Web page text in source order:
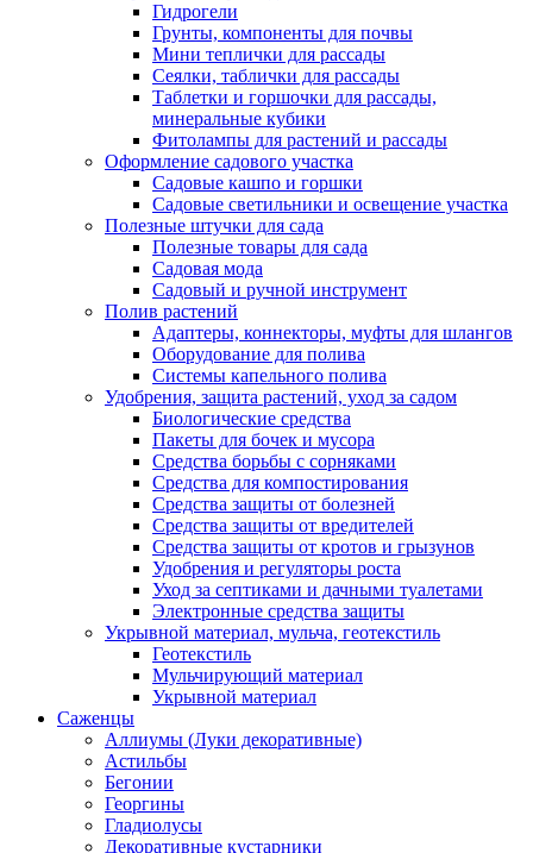
Гидрогели
Грунты, компоненты для почвы
Мини теплички для рассады
Сеялки, таблички для рассады
Таблетки и горшочки для рассады,
минеральные кубики
Фитолампы для растений и рассады
Оформление садового участка
Садовые кашпо и горшки
Садовые светильники и освещение участка
Полезные штучки для сада
Полезные товары для сада
Садовая мода
Садовый и ручной инструмент
Полив растений
Адаптеры, коннекторы, муфты для шлангов
Оборудование для полива
Системы капельного полива
Удобрения, защита растений, уход за садом
Биологические средства
Пакеты для бочек и мусора
Средства борьбы с сорняками
Средства для компостирования
Средства защиты от болезней
Средства защиты от вредителей
Средства защиты от кротов и грызунов
Удобрения и регуляторы роста
Уход за септиками и дачными туалетами
Электронные средства защиты
Укрывной материал, мульча, геотекстиль
Геотекстиль
Мульчирующий материал
Укрывной материал
Саженцы
Аллиумы (Луки декоративные)
Астильбы
Бегонии
Георгины
Гладиолусы
Декоративные кустарники